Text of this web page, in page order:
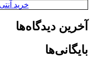
خرید
آخرین دیدگاه‌ها
بایگانی‌ها